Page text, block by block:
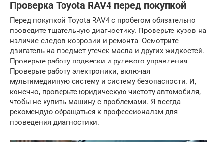
Проверка Toyota RAV4 перед покупкой
Перед покупкой Toyota RAV4 с пробегом обязательно
проведите тщательную диагностику. Проверьте кузов на
наличие следов коррозии и ремонта. Осмотрите
двигатель на предмет утечек масла и других жидкостей.
Проверьте работу подвески и рулевого управления.
Проверьте работу электроники, включая
мультимедийную систему и систему безопасности. И,
конечно, проверьте юридическую чистоту автомобиля,
чтобы не купить машину с проблемами. Я всегда
рекомендую обращаться к профессионалам для
проведения диагностики.